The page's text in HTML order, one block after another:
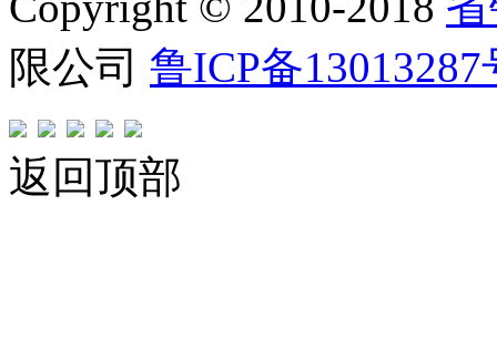
限公司 鲁ICP备13013287
返回顶部